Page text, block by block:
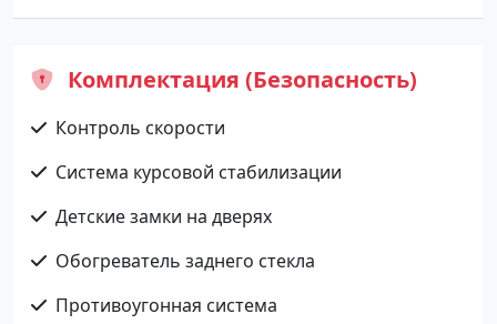
Комплектация (Безопасность)
Контроль скорости
Система курсовой стабилизации
Детские замки на дверях
Обогреватель заднего стекла
Противоугонная система